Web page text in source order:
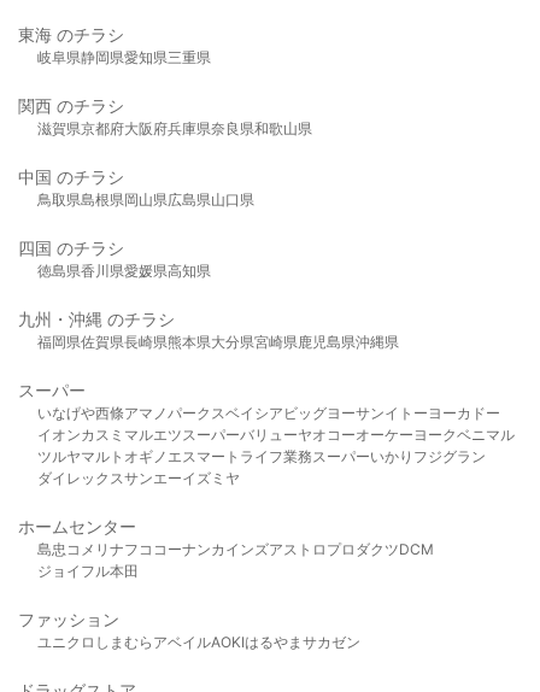
東海 のチラシ
岐阜県静岡県愛知県三重県
関西 のチラシ
滋賀県京都府大阪府兵庫県奈良県和歌山県
中国 のチラシ
鳥取県島根県岡山県広島県山口県
四国 のチラシ
徳島県香川県愛媛県高知県
九州・沖縄 のチラシ
福岡県佐賀県長崎県熊本県大分県宮崎県鹿児島県沖縄県
スーパー
いなげや西條アマノパークスベイシア ビッグヨーサンイトーヨーカドー
イオンカスミ マルエツスーパーバリューヤオコーオーケー ヨークベニマル
ツルヤマルト オギノ エスマート ライフ業務スーパーいかり フジグラン
ダイレックスサンエーイズミヤ
ホームセンター
島忠 コメリ ナフコ コーナンカインズアストロプロダクツDCM
ジョイフル本田
ファッション
ユニクロ しまむら アベイルAOKIはるやま サカゼン